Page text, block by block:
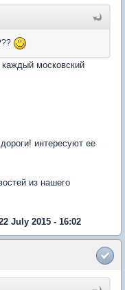
московский
интересуют ее
из нашего
July 2015 - 16:02